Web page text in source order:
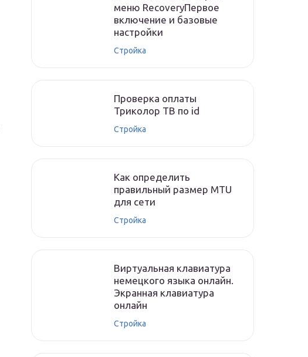
меню RecoveryПервое
включение и базовые
настройки
Стройка
Проверка оплаты
Триколор ТВ по id
Стройка
Как определить
правильный размер MTU
для сети
Стройка
Виртуальная клавиатура
немецкого языка онлайн.
Экранная клавиатура
онлайн
Стройка